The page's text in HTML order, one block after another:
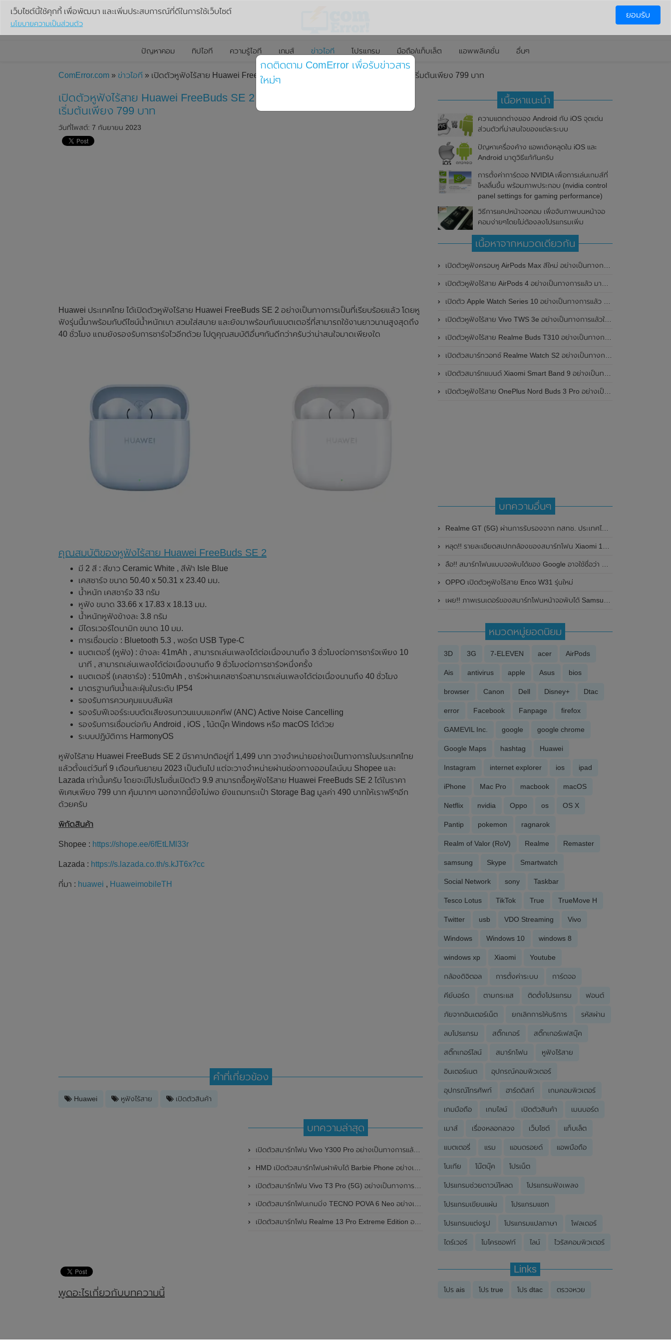
ปัญหาคอม ทิปไอที ความรู้ไอที เกมส์ ข่าวไอที โปรแกรม มือถือ/แท็บเล็ต แอพพลิเคชั่น อื่นๆ
ComError.com » ข่าวไอที » เปิดตัวหูฟังไร้สาย Huawei FreeBuds SE 2 อย่างเป็นทางการแล้วในราคาสุดคุ้มเริ่มต้นเพียง 799 บาท
เปิดตัวหูฟังไร้สาย Huawei FreeBuds SE 2 อย่างเป็นทางการแล้วในราคาสุดคุ้ม
เริ่มต้นเพียง 799 บาท
วันที่โพสต์: 7 กันยายน 2023
Huawei ประเทศไทย ได้เปิดตัวหูฟังไร้สาย Huawei FreeBuds SE 2 อย่างเป็นทางการเป็นที่เรียบร้อยแล้ว โดยหู
ฟังรุ่นนี้มาพร้อมกับดีไซน์น้ำหนักเบา สวมใส่สบาย และยังมาพร้อมกับแบตเตอรี่ที่สามารถใช้งานยาวนานสูงสุดถึง
40 ชั่วโมง แถมยังรองรับการชาร์จไวอีกด้วย ไปดูคุณสมบัติอื่นๆกันดีกว่าครับว่าน่าสนใจมาดเพียงใด
คุณสมบัติของหูฟังไร้สาย Huawei FreeBuds SE 2
มี 2 สี : สีขาว Ceramic White , สีฟ้า Isle Blue
เคสชาร์จ ขนาด 50.40 x 50.31 x 23.40 มม.
น้ำหนัก เคสชาร์จ 33 กรัม
หูฟัง ขนาด 33.66 x 17.83 x 18.13 มม.
น้ำหนักหูฟังข้างละ 3.8 กรัม
มีไดรเวอร์ไดนามิก ขนาด 10 มม.
การเชื่อมต่อ : Bluetooth 5.3 , พอร์ต USB Type-C
แบตเตอรี่ (หูฟัง) : ข้างละ 41mAh , สามารถเล่นเพลงได้ต่อเนื่องนานถึง 3 ชั่วโมงต่อการชาร์จเพียง 10
นาที , สามารถเล่นเพลงได้ต่อเนื่องนานถึง 9 ชั่วโมงต่อการชาร์จหนึ่งครั้ง
แบตเตอรี่ (เคสชาร์จ) : 510mAh , ชาร์จผ่านเคสชาร์จสามารถเล่นเพลงได้ต่อเนื่องนานถึง 40 ชั่วโมง
มาตรฐานกันน้ำและฝุ่นในระดับ IP54
รองรับการควบคุมแบบสัมผัส
รองรับฟีเจอร์ระบบตัดเสียงรบกวนแบบแอคทีฟ (ANC) Active Noise Cancelling
รองรับการเชื่อมต่อกับ Android , iOS , โน้ตบุ๊ค Windows หรือ macOS ได้ด้วย
ระบบปฏิบัติการ HarmonyOS
หูฟังไร้สาย Huawei FreeBuds SE 2 มีราคาปกติอยู่ที่ 1,499 บาท วางจำหน่ายอย่างเป็นทางการในประเทศไทย
แล้วตั้งแต่วันที่ 9 เดือนกันยายน 2023 เป็นต้นไป แต่จะวางจำหน่ายผ่านช่องทางออนไลน์บน Shopee และ
Lazada เท่านั้นครับ โดยจะมีโปรโมชั่นเปิดตัว 9.9 สามารถซื้อหูฟังไร้สาย Huawei FreeBuds SE 2 ได้ในราคา
พิเศษเพียง 799 บาท คุ้มมากๆ นอกจากนี้ยังไม่พอ ยังแถมกระเป๋า Storage Bag มูลค่า 490 บาทให้เราฟรีๆอีก
ด้วยครับ
พิกัดสินค้า
Shopee : https://shope.ee/6fEtLMl33r
Lazada : https://s.lazada.co.th/s.kJT6x?cc
ที่มา : huawei , HuaweimobileTH
คำที่เกี่ยวข้อง
Huawei หูฟังไร้สาย เปิดตัวสินค้า
บทความล่าสุด
เปิดตัวสมาร์ทโฟน Vivo Y300 Pro อย่างเป็นทางการแล้วในประเทศจีน มาพร้อมดีไซน์พรีเมี่ยม ทนทาน และแบตเตอรี่สุดอึดขนาดใหญ่ 6,500mAh พร้อมรองรับการชาร์จไว 80W
HMD เปิดตัวสมาร์ทโฟนฝาพับได้ Barbie Phone อย่างเป็นทางการแล้ว มาพร้อมธีมสีชมพูสดใส
เปิดตัวสมาร์ทโฟน Vivo T3 Pro (5G) อย่างเป็นทางการแล้วในประเทศอินเดีย
เปิดตัวสมาร์ทโฟนเกมมิ่ง TECNO POVA 6 Neo อย่างเป็นทางการแล้วในประเทศไทย ในราคา 8,499 บาท
เปิดตัวสมาร์ทโฟน Realme 13 Pro Extreme Edition อย่างเป็นทางการแล้วในประเทศจีน
พูดอะไรเกี่ยวกับบทความนี้
เนื้อหาแนะนำ
ความแตกต่างของ Android กับ iOS จุดเด่น
ส่วนตัวที่น่าสนใจของแต่ละระบบ
ปัญหาเครื่องค้าง แอพเด้งหลุดใน iOS และ
Android มาดูวิธีแก้กันครับ
การตั้งค่าการ์ดจอ NVIDIA เพื่อการเล่นเกมส์ที่
ไหลลื่นขึ้น พร้อมภาพประกอบ (nvidia control
panel settings for gaming performance)
วิธีการแคปหน้าจอคอม เพื่อจับภาพบนหน้าจอ
คอมง่ายๆโดยไม่ต้องลงโปรแกรมเพิ่ม
เนื้อหาจากหมวดเดียวกัน
เปิดตัวหูฟังครอบหู AirPods Max สีใหม่ อย่างเป็นทางการแล้ว
เปิดตัวหูฟังไร้สาย AirPods 4 อย่างเป็นทางการแล้ว มาพร้อม ANC และฟีเจอร์ใหม่มากมาย
เปิดตัว Apple Watch Series 10 อย่างเป็นทางการแล้ว มาพร้อมชิปเซ็ตรุ่น S10
เปิดตัวหูฟังไร้สาย Vivo TWS 3e อย่างเป็นทางการแล้วในประเทศอินเดีย มาพร้อมระบบตัดเสียงรบกวน ANC ที่ 30dB , ป้องกันฝุ่นและกันน้ำที่ระดับ IP54 , แบตเตอรี่สามารถใช้งานนานสูงสุด 36 ชั่วโมง
เปิดตัวหูฟังไร้สาย Realme Buds T310 อย่างเป็นทางการในประเทศอินเดีย มาพร้อมระบบตัดเสียงรบกวน ANC สูงสุด 46dB , เสียงรอบทิศทาง 360 องศา , แบตเตอรี่สามารถใช้งานได้นานสูงสุด 40 ชั่วโมง
เปิดตัวสมาร์ทวอทช์ Realme Watch S2 อย่างเป็นทางการในประเทศอินเดีย มาพร้อมตัวเรือนสแตนเลสสตีล , หน้าจอแสดงผล AMOLED ขนาด 1.43 นิ้ว , แบตเตอรี่ขนาดใหญ่ใช้งานได้นาน 20 วัน และรองรับคำสั่งเสียง Super AI Engine ที่ขับเคลื่อนโดย ChatGPT
เปิดตัวสมาร์ทแบนด์ Xiaomi Smart Band 9 อย่างเป็นทางการแล้ว มาพร้อมหน้าจอ AMOLED ขนาด 1.62 นิ้ว , ตัวเรือนเป็นโลหะ และแบตเตอรี่สุดอึดสามารถใช้งานได้นานถึง 21 วัน
เปิดตัวหูฟังไร้สาย OnePlus Nord Buds 3 Pro อย่างเป็นทางการแล้ว มาพร้อมระบบตัดเสียงรบกวน (ANC) สามารถลดเสียงรบกวนได้ 49dB และแบตเตอรี่สุดอึดใช้งานได้นานสูงสุดถึง 44 ชั่วโมง
บทความอื่นๆ
Realme GT (5G) ผ่านการรับรองจาก กสทช. ประเทศไทยแล้ว เตรียมเปิดตัวเร็วๆนี้
หลุด!! รายละเอียดสเปกกล้องของสมาร์ทโฟน Xiaomi 15 Pro มาพร้อมกล้องหลัง เซ็นเซอร์ OmniVision OV50K ขนาด 1 นิ้ว
ลือ!! สมาร์ทโฟนแบบจอพับได้ของ Google อาจใช้ชื่อว่า Pixel Notepad และอาจมีราคาถูกกว่า Samsung Galaxy Z Fold 3
OPPO เปิดตัวหูฟังไร้สาย Enco W31 รุ่นใหม่
เผย!! ภาพเรนเดอร์ของสมาร์ทโฟนหน้าจอพับได้ Samsung Galaxy Z Fold 6 โชว์ดีไซน์ของตัวเครื่องทั้งด้านหน้าและด้านหลัง
หมวดหมู่ยอดนิยม
3D 3G 7-ELEVEN acer AirPods
Ais antivirus apple Asus bios
browser Canon Dell Disney+ Dtac
error Facebook Fanpage firefox
GAMEVIL Inc. google google chrome
Google Maps hashtag Huawei
Instagram internet explorer ios ipad
iPhone Mac Pro macbook macOS
Netflix nvidia Oppo os OS X
Pantip pokemon ragnarok
Realm of Valor (RoV) Realme Remaster
samsung Skype Smartwatch
Social Network sony Taskbar
Tesco Lotus TikTok True TrueMove H
Twitter usb VDO Streaming Vivo
Windows Windows 10 windows 8
windows xp Xiaomi Youtube
กล้องดิจิตอล การตั้งค่าระบบ การ์ดจอ
คีย์บอร์ด ตามกระแส ติดตั้งโปรแกรม ฟอนต์
ภัยจากอินเตอร์เน็ต ยกเลิกการให้บริการ รหัสผ่าน
ลบโปรแกรม สติ๊กเกอร์ สติ๊กเกอร์เฟสบุ๊ค
สติ๊กเกอร์ไลน์ สมาร์ทโฟน หูฟังไร้สาย
อินเตอร์เนต อุปกรณ์คอมพิวเตอร์
อุปกรณ์โทรศัพท์ ฮาร์ดดิสก์ เกมคอมพิวเตอร์
เกมมือถือ เกมไลน์ เปิดตัวสินค้า เมนบอร์ด
เมาส์ เรื่องหลอกลวง เว็บไซต์ แท็บเล็ต
แบตเตอรี่ แรม แอนดรอยด์ แอพมือถือ
โนเกีย โน๊ตบุ๊ค โปรเน็ต
โปรแกรมช่วยดาวน์โหลด โปรแกรมฟังเพลง
โปรแกรมเขียนแผ่น โปรแกรมแชท
โปรแกรมแต่งรูป โปรแกรมแปลภาษา โฟลเดอร์
ไดร์เวอร์ ไมโครซอฟท์ ไลน์ ไวรัสคอมพิวเตอร์
Links
โปร ais โปร true โปร dtac ตรวจหวย
เว็บไซต์นี้ใช้คุกกี้ เพื่อพัฒนา และเพิ่มประสบการณ์ที่ดีในการใช้เว็บไซต์
นโยบายความเป็นส่วนตัว
ยอมรับ
กดติดตาม ComError เพื่อรับข่าวสาร
ใหม่ๆ